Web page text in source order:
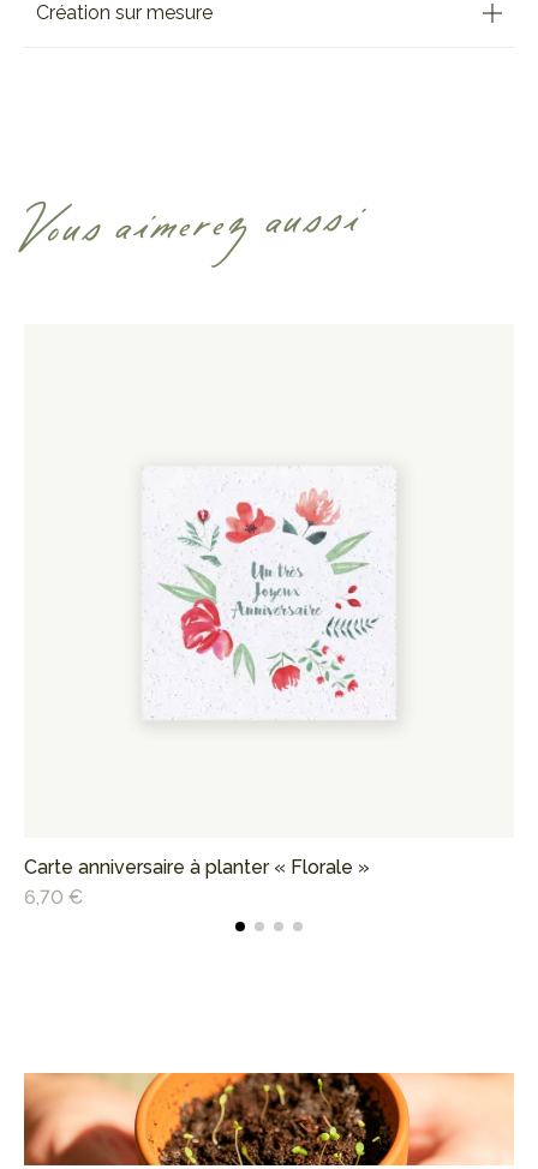
Création sur mesure
Vous aimerez aussi
Carte anniversaire à planter « Florale »
6,70 €